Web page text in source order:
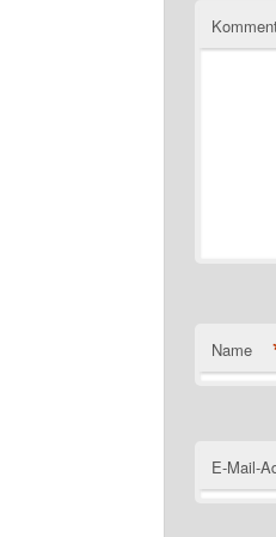
Name
E-Mail-